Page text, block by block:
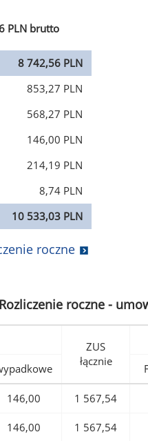
PLN brutto
8 742,56 PLN
853,27 PLN
568,27 PLN
146,00 PLN
214,19 PLN
8,74 PLN
10 533,03 PLN
roczne
Rozliczenie roczne -
ZUS
łącznie
146,00 1 567,54
146,00 1 567,54